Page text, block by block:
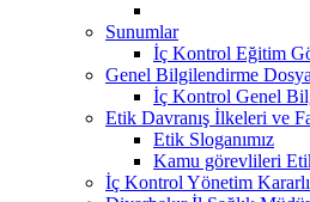
Sunumlar
İç Kontrol Eğitim
Genel Bilgilendirme
İç Kontrol Genel
Etik Davranış İlkeleri ve
Etik Sloganımız
Kamu görevlileri
İç Kontrol Yönetim